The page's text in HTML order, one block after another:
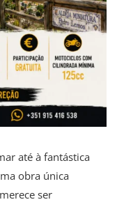
até à fantástica
obra única
ser